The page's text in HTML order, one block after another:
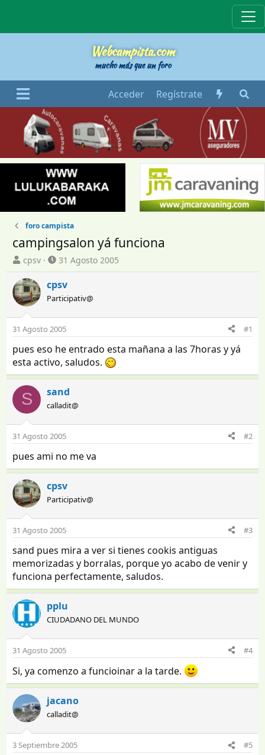
Webcampista.com
mucho más que un foro
Acceder Regístrate
foro campista
campingsalon yá funciona
I
n
i
c
i
a
d
o
r
d
l
t
e
m
cpsv
F
e
c
h
a
d
e
i
n
i
o
31 Agosto 2005
cpsv
Participativ@
31 Agosto 2005 #1
pues eso he entrado esta mañana a las 7horas y yá
esta activo, saludos.
S sand
calladit@
31 Agosto 2005 #2
pues ami no me va
cpsv
Participativ@
31 Agosto 2005 #3
sand pues mira a ver si tienes cookis antiguas
memorizadas y borralas, porque yo acabo de venir y
funciona perfectamente, saludos.
pplu
CIUDADANO DEL MUNDO
31 Agosto 2005 #4
Si, ya comenzo a funcioinar a la tarde.
jacano
calladit@
3 Septiembre 2005 #5